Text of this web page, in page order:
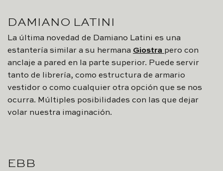
DAMIANO LATINI
La última novedad de Damiano Latini es una
estantería similar a su hermana Giostra pero con
anclaje a pared en la parte superior. Puede servir
tanto de librería, como estructura de armario
vestidor o como cualquier otra opción que se nos
ocurra. Múltiples posibilidades con las que dejar
volar nuestra imaginación.
EBB